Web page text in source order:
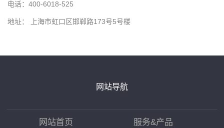
电话：400-6018-525
地址： 上海市虹口区邯郸路173号5号楼
网站导航
网站首页 服务&产品